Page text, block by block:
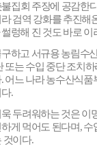
집회 주장에 공감한
검역 강화를 추진해
렁해 진 것도 바로 이
구하고 서규용 농림수
또는 수입 중단 조치하
.어느 나라 농수산식품
.
두려워하는 것은 이
게 먹어도 된다며,수
것이다.